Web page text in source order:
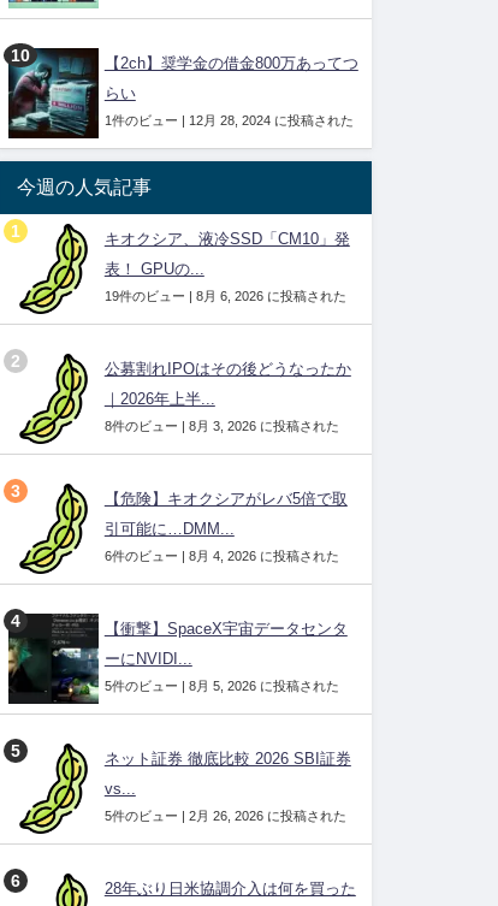
【2ch】奨学金の借金800万あってつ
らい
1件のビュー | 12月 28, 2024 に投稿された
今週の人気記事
キオクシア、液冷SSD「CM10」発
表！ GPUの...
19件のビュー | 8月 6, 2026 に投稿された
公募割れIPOはその後どうなったか
｜2026年上半...
8件のビュー | 8月 3, 2026 に投稿された
【危険】キオクシアがレバ5倍で取
引可能に…DMM...
6件のビュー | 8月 4, 2026 に投稿された
【衝撃】SpaceX宇宙データセンタ
ーにNVIDI...
5件のビュー | 8月 5, 2026 に投稿された
ネット証券 徹底比較 2026 SBI証券
vs...
5件のビュー | 2月 26, 2026 に投稿された
28年ぶり日米協調介入は何を買った